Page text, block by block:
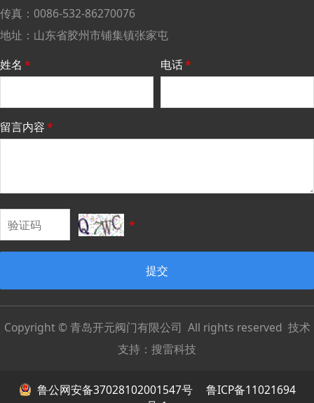
传真：0086-532-86270076
地址：山东省胶州市铺集镇张家屯
姓名 * 电话*
留言内容*
*
提交
Copyright © 青岛开元阀门有限公司 All rights reserved 技术
支持： 搜雷科技
鲁公网安备37028102001547号
鲁ICP备11021694